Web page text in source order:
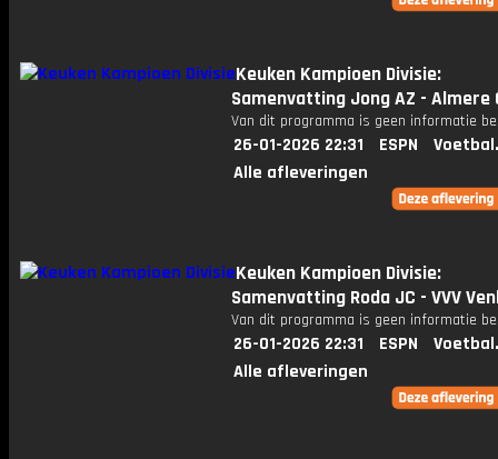
Keuken Kampioen Divisie:
Samenvatting Jong AZ - Almere
Van dit programma is geen informatie
26-01-2026 22:31 ESPN
Alle afleveringen
Keuken Kampioen Divisie:
Samenvatting Roda JC - VVV
Van dit programma is geen informatie
26-01-2026 22:31 ESPN
Alle afleveringen